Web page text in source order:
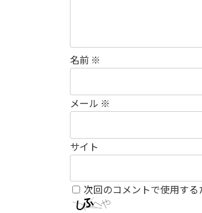
名前 ※
メール ※
サイト
次回のコメントで使用する